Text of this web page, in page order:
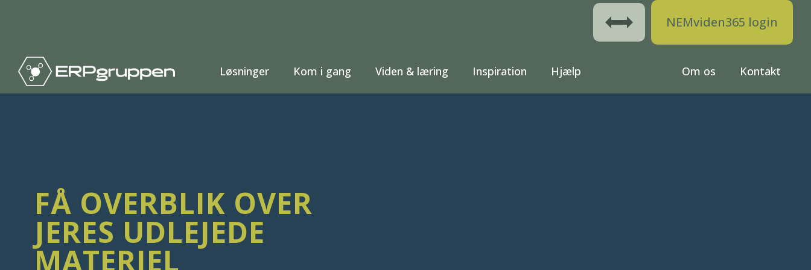
NEMviden365 login
Løsninger Kom i gang Viden & læring Inspiration Hjælp Om os Kontakt
FÅ OVERBLIK OVER
JERES UDLEJEDE
MATERIEL